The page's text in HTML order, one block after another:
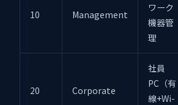
10 Management
ワーク
機器管
理
20 Corporate
社員
PC（有
線+Wi-